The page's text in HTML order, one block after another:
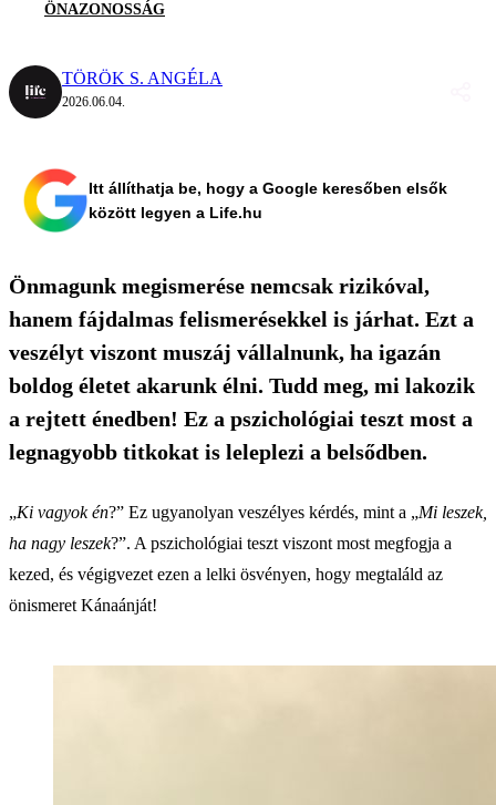
ÖNAZONOSSÁG
TÖRÖK S. ANGÉLA
2026.06.04.
Itt állíthatja be, hogy a Google keresőben elsők
között legyen a Life.hu
Önmagunk megismerése nemcsak rizikóval,
hanem fájdalmas felismerésekkel is járhat. Ezt a
veszélyt viszont muszáj vállalnunk, ha igazán
boldog életet akarunk élni. Tudd meg, mi lakozik
a rejtett énedben! Ez a pszichológiai teszt most a
legnagyobb titkokat is leleplezi a belsődben.
„Ki vagyok én?” Ez ugyanolyan veszélyes kérdés, mint a „Mi leszek,
ha nagy leszek?”. A pszichológiai teszt viszont most megfogja a
kezed, és végigvezet ezen a lelki ösvényen, hogy megtaláld az
önismeret Kánaánját!